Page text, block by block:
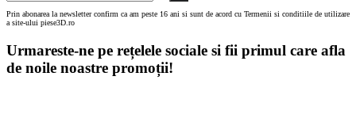
Prin abonarea la newsletter confirm ca am peste 16 ani si sunt de acord cu Termenii si conditiile de utilizare
a site-ului piese3D.ro
Urmareste-ne pe rețelele sociale si fii primul care afla
de noile noastre promoții!